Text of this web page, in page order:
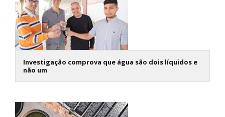
Investigação comprova que água são dois líquidos e
não um